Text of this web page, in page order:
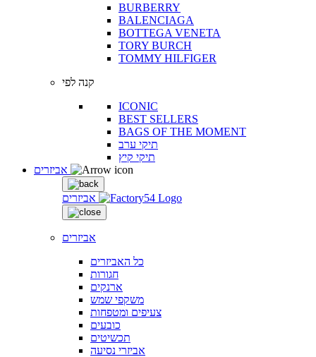
BURBERRY
BALENCIAGA
BOTTEGA VENETA
TORY BURCH
TOMMY HILFIGER
קנה לפי
ICONIC
BEST SELLERS
BAGS OF THE MOMENT
תיקי ערב
תיקי קיץ
אביזרים
אביזרים
כל האביזרים
חגורות
ארנקים
משקפי שמש
צעיפים ומטפחות
כובעים
תכשיטים
אביזרי נסיעה